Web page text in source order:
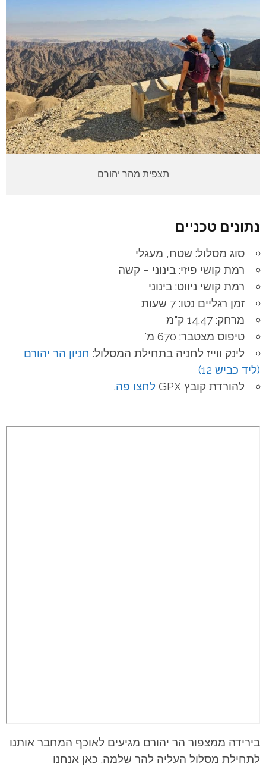
תצפית מהר יהורם
נתונים טכניים
סוג מסלול: שטח, מעגלי
רמת קושי פיזי: בינוני – קשה
רמת קושי ניווט: בינוני
זמן רגליים נטו: 7 שעות
מרחק: 14.47 ק"מ
טיפוס מצטבר: 670 מ'
לינק ווייז לחניה בתחילת המסלול: חניון הר יהורם
(ליד כביש 12)
להורדת קובץ GPX
לחצו פה.
בירידה ממצפור הר יהורם מגיעים לאוכף המחבר אותנו
לתחילת מסלול העליה להר שלמה. כאן אנחנו